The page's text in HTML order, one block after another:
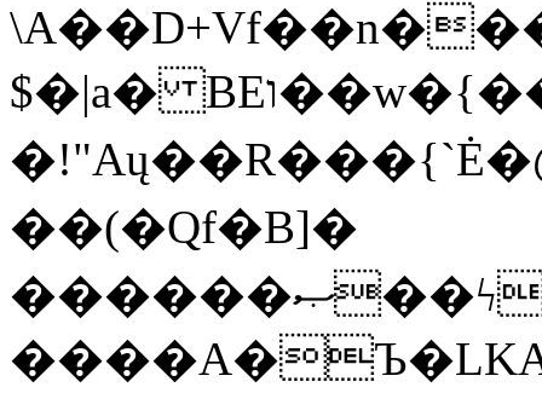
$�|a� BEו��w�{���;���q�X��d%�������W� hU�(�1�Ū}9�S�F<��i�L3�;�
��(�Qf�B]�
������ޞ��ϟak��r��_39$�8�p���7�2�yIZ�R��x��/